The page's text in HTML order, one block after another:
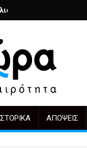
Καστοριά
ίδιο έργο, άλλοι
Η εικόνα μετά την
ΑΠΌΨΕΙΣ